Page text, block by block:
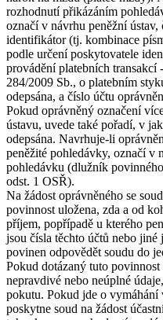
rozhodnutí přikázáním
označí v návrhu peněžní
identifikátor (tj. kombinace
podle určení poskytovatele
provádění platebních transakcí
284/2009 Sb., o platebním
odepsána, a číslo účtu
Pokud oprávněný označení
ústavu, uvede také pořadí, v
odepsána. Navrhuje-li
peněžité pohledávky, označí v
pohledávku (dlužník
odst. 1 OSŘ).
Na žádost oprávněného se
povinnost uložena, zda a od
příjem, popřípadě u kterého
jsou čísla těchto účtů nebo
povinen odpovědět soudu do
Pokud dotázaný tuto
nepravdivé nebo neúplné
pokutu. Pokud jde o
poskytne soud na žádost